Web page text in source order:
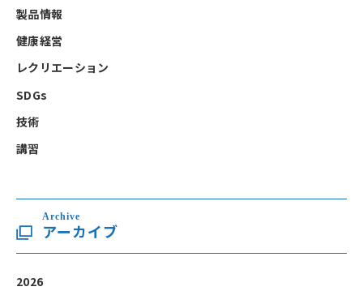
製品情報
健康経営
レクリエーション
SDGs
技術
講習
Archive
アーカイブ
2026